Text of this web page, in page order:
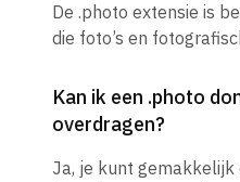
De .photo extensie is
die foto’s en
Kan ik een .photo
overdragen?
Ja, je kunt gemakkelijk